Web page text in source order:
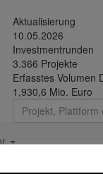
Aktualisierung
10.05.2026
Investmentrunden
3.366 Projekte
Erfasstes Volumen
1,930,6 Mio. Euro